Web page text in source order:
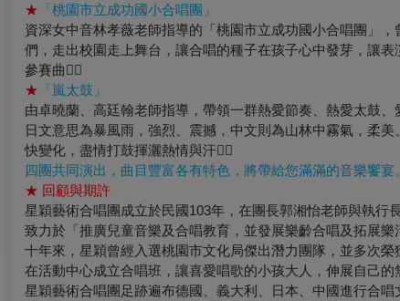
★ 「桃園市立成功國小合唱團」
資深女中音林孝薇老師指導的「桃園市立成功國小合唱團」
們，走出校園走上舞台，讓合唱的種子在孩子心中發芽，讓
參賽曲目〪
★ 「嵐太鼓」
由卓曉蘭、高廷翰老師指導，帶領一群熱愛節奏、熱愛太鼓
日文意思為暴風雨，強烈、震撼，中文則為山林中霧氣，柔
快變化，盡情打鼓揮灑熱情與汗水〪
四團共同演出，曲目豐富各有特色，將帶給您滿滿的音樂饗宴。
★ 回顧與期許
星穎藝術合唱團成立於民國103年，在團長郭湘怡老師與執行
致力於「推廣兒童音樂及合唱教育，並發展樂齡合唱及拓展樂
十年來，星穎曾經入選桃園市文化局傑出潛力團隊，並多次
在活動中心成立合唱班，讓喜愛唱歌的小孩大人，伸展自己的
星穎藝術合唱團足跡遍布德國、義大利、日本、中國進行合